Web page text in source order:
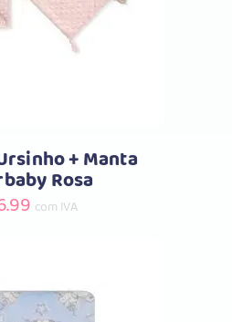
+ Manta
Rosa
com IVA